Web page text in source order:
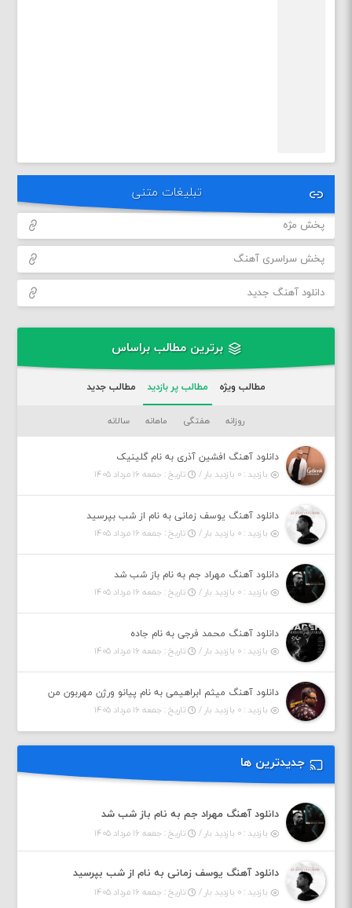
تبلیغات متنی
پخش مژه
پخش سراسری آهنگ
دانلود آهنگ جدید
برترین مطالب براساس
مطالب ویژه مطالب پر بازدید مطالب جدید
روزانه هفتگی ماهانه سالانه
دانلود آهنگ افشین آذری به نام گلینیک
بازدید : ۰ بازدید بار /
تاریخ : جمعه ۱۶ مرداد ۱۴۰۵
دانلود آهنگ یوسف زمانی به نام از شب بپرسید
بازدید : ۰ بازدید بار /
تاریخ : جمعه ۱۶ مرداد ۱۴۰۵
دانلود آهنگ مهراد جم به نام باز شب شد
بازدید : ۰ بازدید بار /
تاریخ : جمعه ۱۶ مرداد ۱۴۰۵
دانلود آهنگ محمد فرجی به نام جاده
بازدید : ۰ بازدید بار /
تاریخ : جمعه ۱۶ مرداد ۱۴۰۵
دانلود آهنگ میثم ابراهیمی به نام پیانو ورژن مهربون من
بازدید : ۰ بازدید بار /
تاریخ : جمعه ۱۶ مرداد ۱۴۰۵
جدیدترین ها
دانلود آهنگ مهراد جم به نام باز شب شد
بازدید : ۰ بازدید بار / تاریخ : جمعه ۱۶ مرداد ۱۴۰۵
دانلود آهنگ یوسف زمانی به نام از شب بپرسید
بازدید : ۰ بازدید بار / تاریخ : جمعه ۱۶ مرداد ۱۴۰۵